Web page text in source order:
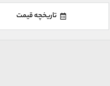
تاریخچه قیمت